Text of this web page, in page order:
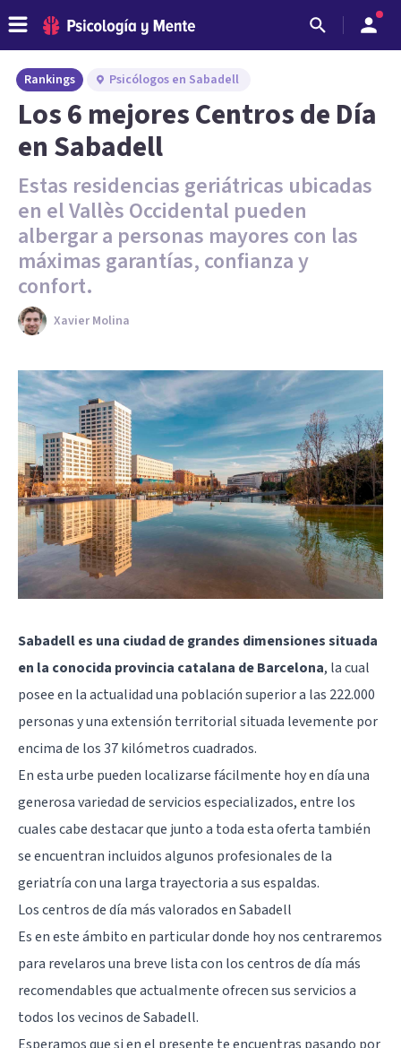
Rankings Psicólogos en Sabadell
Los 6 mejores Centros de Día
en Sabadell
Estas residencias geriátricas ubicadas
en el Vallès Occidental pueden
albergar a personas mayores con las
máximas garantías, confianza y
confort.
Xavier Molina
Sabadell es una ciudad de grandes dimensiones situada
en la conocida provincia catalana de Barcelona, la cual
posee en la actualidad una población superior a las 222.000
personas y una extensión territorial situada levemente por
encima de los 37 kilómetros cuadrados.
En esta urbe pueden localizarse fácilmente hoy en día una
generosa variedad de servicios especializados, entre los
cuales cabe destacar que junto a toda esta oferta también
se encuentran incluidos algunos profesionales de la
geriatría con una larga trayectoria a sus espaldas.
Los centros de día más valorados en Sabadell
Es en este ámbito en particular donde hoy nos centraremos
para revelaros una breve lista con los centros de día más
recomendables que actualmente ofrecen sus servicios a
todos los vecinos de Sabadell.